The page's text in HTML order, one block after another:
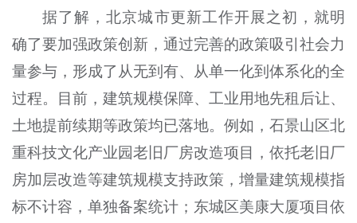
据了解，北京城市更新工作开展之初，就明
确了要加强政策创新，通过完善的政策吸引社会力
量参与，形成了从无到有、从单一化到体系化的全
过程。目前，建筑规模保障、工业用地先租后让、
土地提前续期等政策均已落地。例如，石景山区北
重科技文化产业园老旧厂房改造项目，依托老旧厂
房加层改造等建筑规模支持政策，增量建筑规模指
标不计容，单独备案统计；东城区美康大厦项目依